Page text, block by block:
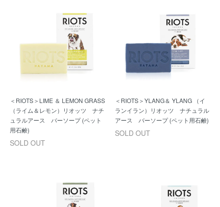
＜RIOTS＞LIME ＆ LEMON GRASS
（ライム＆レモン）リオッツ ナチ
ュラルアース バーソープ (ペット
用石鹸)
SOLD OUT
＜RIOTS＞YLANG＆ YLANG （イ
ランイラン）リオッツ ナチュラル
アース バーソープ (ペット用石鹸)
SOLD OUT